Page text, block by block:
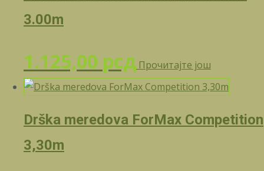
3.00m
1.125,00 рсд Прочитајте још
Drška meredova ForMax Competition
3,30m